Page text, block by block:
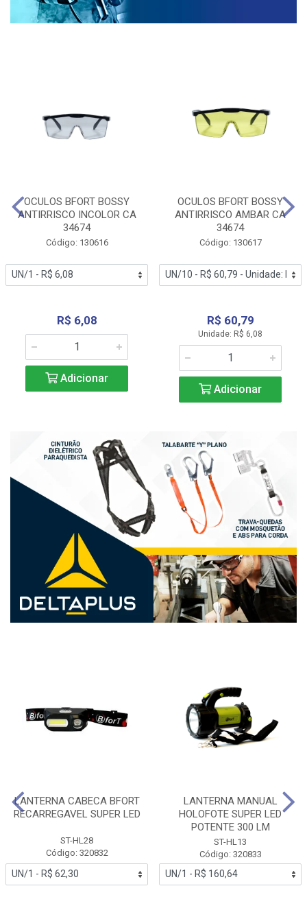
OCULOS BFORT BOSSY
ANTIRRISCO INCOLOR CA
34674
Código: 130616
R$ 6,08
Adicionar
OCULOS BFORT BOSSY
ANTIRRISCO AMBAR CA
34674
Código: 130617
R$ 60,79
Unidade: R$ 6,08
Adicionar
LANTERNA CABECA BFORT
RECARREGAVEL SUPER LED
ST-HL28
Código: 320832
LANTERNA MANUAL
HOLOFOTE SUPER LED
POTENTE 300 LM
ST-HL13
Código: 320833